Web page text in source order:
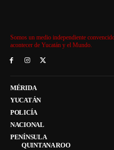
Somos un medio independiente
acontecer de Yucatán y el Mundo.
MÉRIDA
YUCATÁN
POLICÍA
NACIONAL
PENÍNSULA
QUINTANA ROO